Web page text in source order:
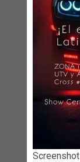
Screenshot